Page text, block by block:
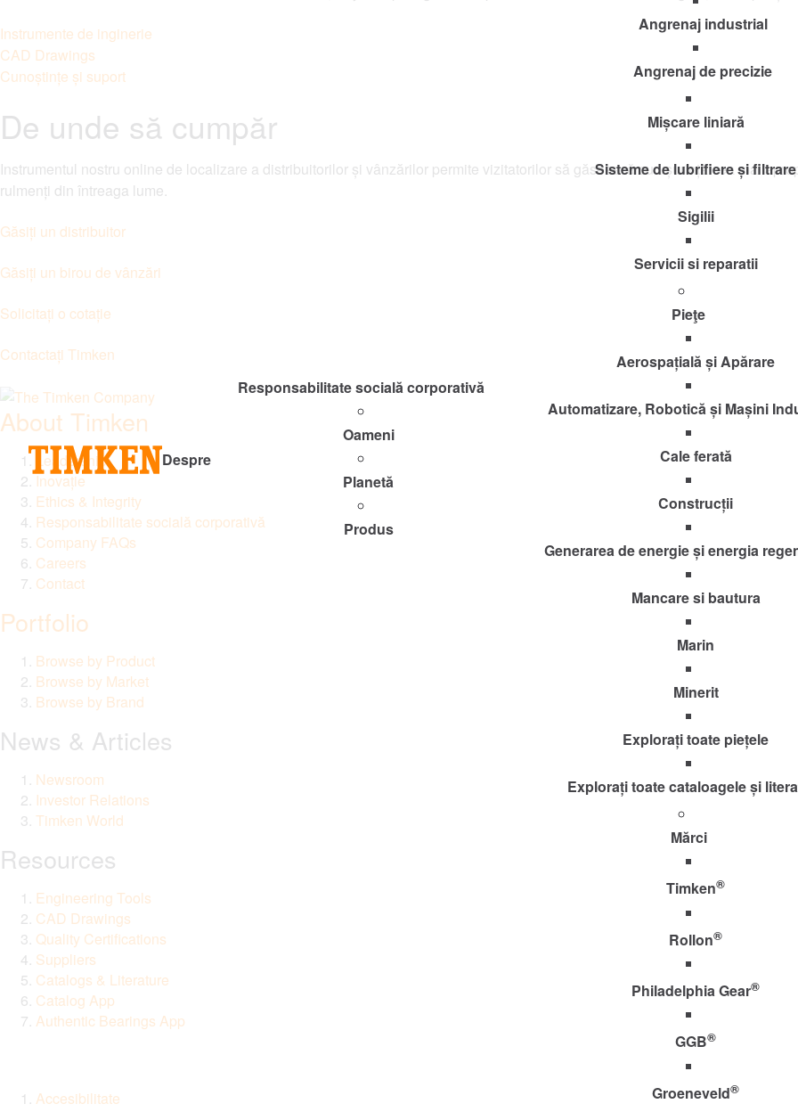
Despre
Responsabilitate socială corporativă
Oameni
Planetă
Produs
Angrenaj industrial
Angrenaj de precizie
Mișcare liniară
Sisteme de lubrifiere și filtrare
Sigilii
Servicii si reparatii
Pieţe
Aerospațială și Apărare
Automatizare, Robotică și Mașini
Cale ferată
Construcții
Generarea de energie și energia
Mancare si bautura
Marin
Minerit
Explorați toate piețele
Explorați toate cataloagele și
Mărci
Timken®
Rollon®
Philadelphia Gear®
GGB®
Groeneveld®
Instrumente de inginerie
CAD Drawings
Cunoștințe și suport
De unde să cumpăr
Instrumentul nostru online de localizare a distribuitorilor și vânzărilor permite vizitatorilor să găsească cu ușurință cea mai
rulmenți din întreaga lume.
Găsiți un distribuitor
Găsiți un birou de vânzări
Solicitați o cotație
Contactați Timken
About Timken
Leadership
Inovație
Ethics & Integrity
Responsabilitate socială corporativă
Company FAQs
Careers
Contact
Portfolio
Browse by Product
Browse by Market
Browse by Brand
News & Articles
Newsroom
Investor Relations
Timken World
Resources
Engineering Tools
CAD Drawings
Quality Certifications
Suppliers
Catalogs & Literature
Catalog App
Authentic Bearings App
Accesibilitate